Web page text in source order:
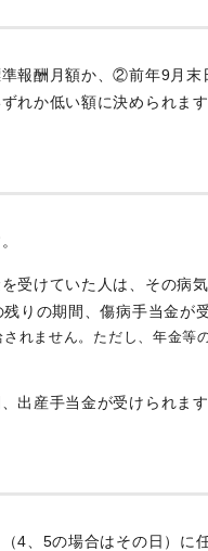
報酬月額か、②前年9月末
か低い額に決められます
受けていた人は、その病
りの期間、傷病手当金が
れません。ただし、年金等
出産手当金が受けられます
4、5の場合はその日）に